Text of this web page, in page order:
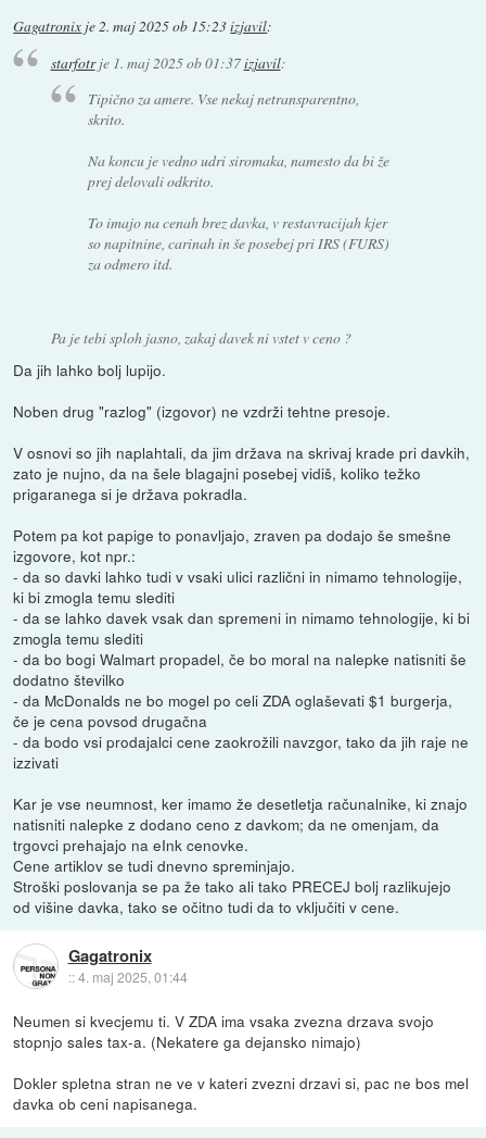
Gagatronix je2. maj 2025 ob 15:23izjavil:
starfotrje 1. maj 2025 ob 01:37izjavil:
Tipično za amere. Vse nekaj netransparentno,
skrito.
Na koncu je vedno udri siromaka, namesto da bi že
prej delovali odkrito.
To imajo na cenah brez davka, v restavracijah kjer
so napitnine, carinah in še posebej pri IRS (FURS)
za odmero itd.
Pa je tebi sploh jasno, zakaj davek ni vstet v ceno ?
Da jih lahko bolj lupijo.
Noben drug "razlog" (izgovor) ne vzdrži tehtne presoje.
V osnovi so jih naplahtali, da jim država na skrivaj krade pri davkih,
zato je nujno, da na šele blagajni posebej vidiš, koliko težko
prigaranega si je država pokradla.
Potem pa kot papige to ponavljajo, zraven pa dodajo še smešne
izgovore, kot npr.:
- da so davki lahko tudi v vsaki ulici različni in nimamo tehnologije,
ki bi zmogla temu slediti
- da se lahko davek vsak dan spremeni in nimamo tehnologije, ki bi
zmogla temu slediti
- da bo bogi Walmart propadel, če bo moral na nalepke natisniti še
dodatno številko
- da McDonalds ne bo mogel po celi ZDA oglaševati $1 burgerja,
če je cena povsod drugačna
- da bodo vsi prodajalci cene zaokrožili navzgor, tako da jih raje ne
izzivati
Kar je vse neumnost, ker imamo že desetletja računalnike, ki znajo
natisniti nalepke z dodano ceno z davkom; da ne omenjam, da
trgovci prehajajo na eInk cenovke.
Cene artiklov se tudi dnevno spreminjajo.
Stroški poslovanja se pa že tako ali tako PRECEJ bolj razlikujejo
od višine davka, tako se očitno tudi da to vključiti v cene.
Gagatronix
::4. maj 2025, 01:44
Neumen si kvecjemu ti. V ZDA ima vsaka zvezna drzava svojo
stopnjo sales tax-a. (Nekatere ga dejansko nimajo)
Dokler spletna stran ne ve v kateri zvezni drzavi si, pac ne bos mel
davka ob ceni napisanega.